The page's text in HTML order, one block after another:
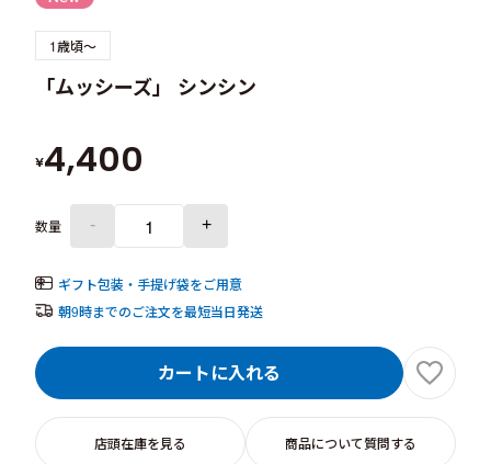
1歳頃～
「ムッシーズ」 シンシン
¥4,400
数量 - +
ギフト包装・手提げ袋をご用意
朝9時までのご注文を最短当日発送
カートに入れる
店頭在庫を見る 商品について質問する